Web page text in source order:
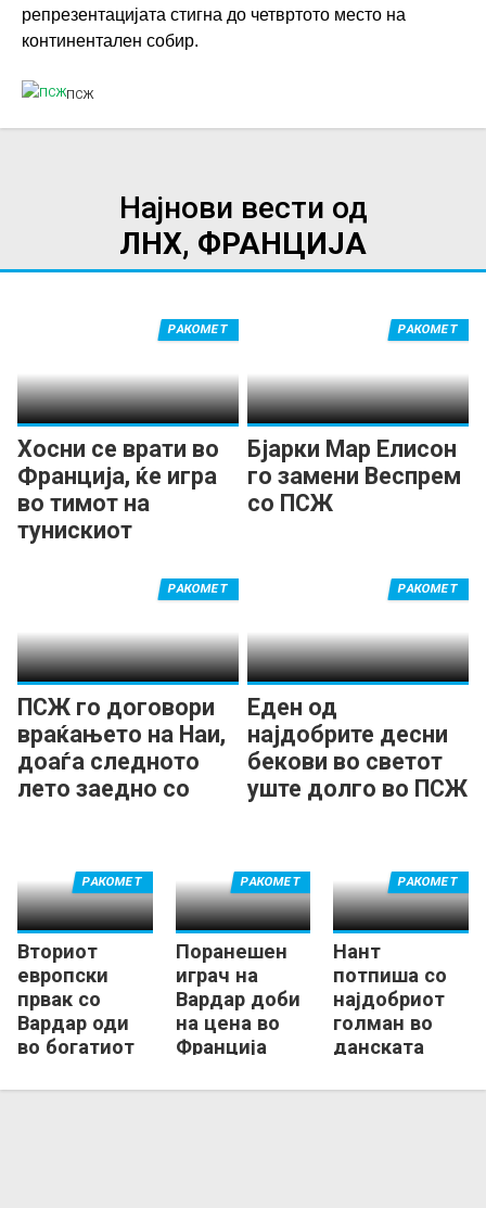
репрезентацијата стигна до четвртото место на
континентален собир.
ПСЖ
Најнови вести од
ЛНХ, ФРАНЦИЈА
Хосни се врати во
Франција, ќе игра
во тимот на
тунискиот
РАКОМЕТ
Бјарки Мар Елисон
го замени Веспрем
со ПСЖ
РАКОМЕТ
ПСЖ го договори
враќањето на Наи,
доаѓа следното
лето заедно со
РАКОМЕТ
Еден од
најдобрите десни
бекови во светот
уште долго во ПСЖ
РАКОМЕТ
Вториот
европски
првак со
Вардар оди
во богатиот
РАКОМЕТ
Поранешен
играч на
Вардар доби
на цена во
Франција
РАКОМЕТ
Нант
потпиша со
најдобриот
голман во
данската
РАКОМЕТ